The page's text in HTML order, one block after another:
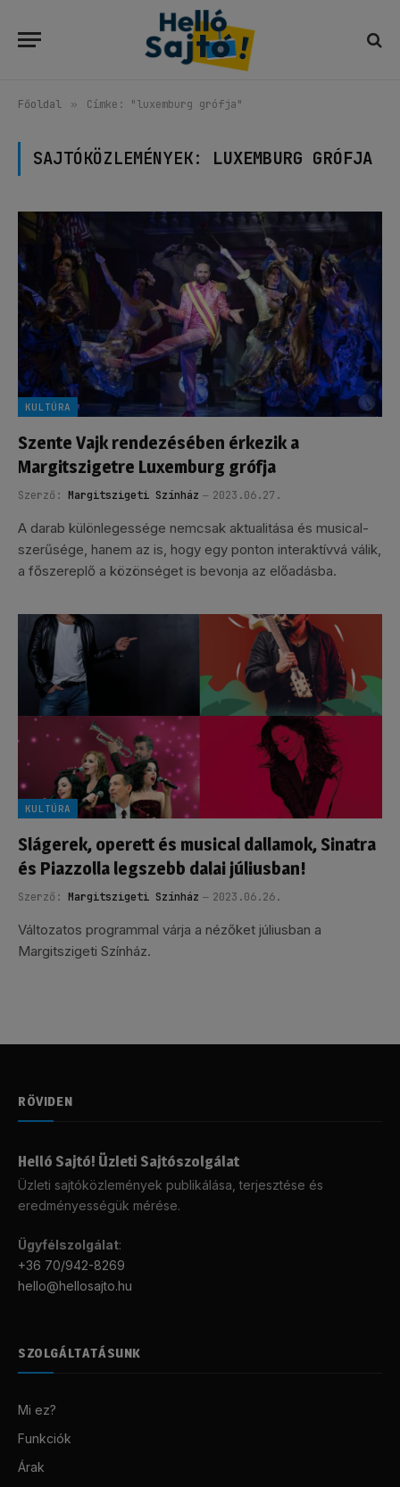
Főoldal » Címke: "luxemburg grófja"
SAJTÓKÖZLEMÉNYEK: LUXEMBURG GRÓFJA
KULTÚRA
Szente Vajk rendezésében érkezik a
Margitszigetre Luxemburg grófja
Szerző: Margitszigeti Színház 2023.06.27.
A darab különlegessége nemcsak aktualitása és musical-
szerűsége, hanem az is, hogy egy ponton interaktívvá válik,
a főszereplő a közönséget is bevonja az előadásba.
KULTÚRA
Slágerek, operett és musical dallamok, Sinatra
és Piazzolla legszebb dalai júliusban!
Szerző: Margitszigeti Színház 2023.06.26.
Változatos programmal várja a nézőket júliusban a
Margitszigeti Színház.
RÖVIDEN
Helló Sajtó! Üzleti Sajtószolgálat
Üzleti sajtóközlemények publikálása, terjesztése és
eredményességük mérése.
Ügyfélszolgálat:
+36 70/942-8269
hello@hellosajto.hu
SZOLGÁLTATÁSUNK
Mi ez?
Funkciók
Árak